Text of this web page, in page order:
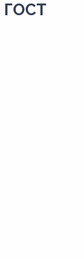
ГОСТ